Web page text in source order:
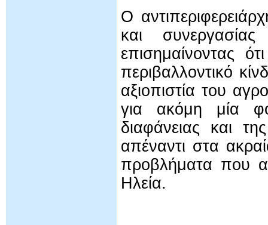
Ο
και
επισημαίνοντας
περιβαλλοντικό
αξιοπιστία του
για ακόμη μία
διαφάνειας και
απέναντι στα
προβλήματα που
Ηλεία.